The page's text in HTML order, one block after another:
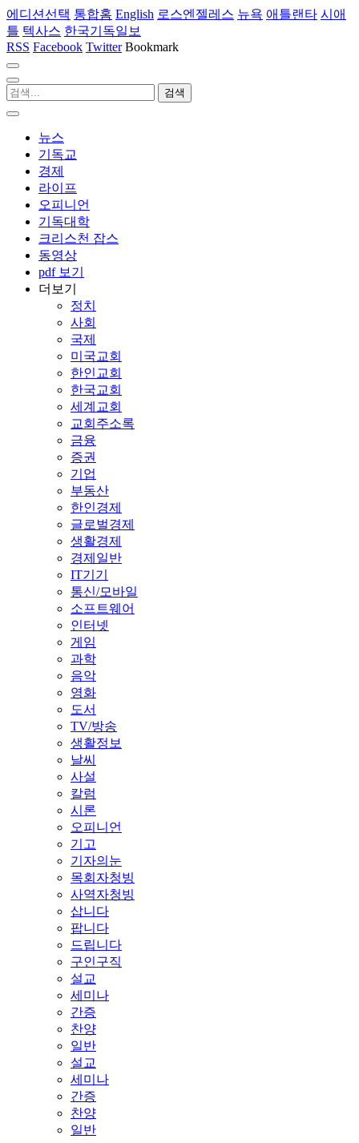
에디션선택 통합홈 English 로스엔젤레스 뉴욕 애틀랜타 시애
틀 텍사스 한국기독일보
RSS Facebook Twitter Bookmark
뉴스
기독교
경제
라이프
오피니언
기독대학
크리스천 잡스
동영상
pdf 보기
더보기
정치
사회
국제
미국교회
한인교회
한국교회
세계교회
교회주소록
금융
증권
기업
부동산
한인경제
글로벌경제
생활경제
경제일반
IT기기
통신/모바일
소프트웨어
인터넷
게임
과학
음악
영화
도서
TV/방송
생활정보
날씨
사설
칼럼
시론
오피니언
기고
기자의눈
목회자청빙
사역자청빙
삽니다
팝니다
드립니다
구인구직
설교
세미나
간증
찬양
일반
설교
세미나
간증
찬양
일반